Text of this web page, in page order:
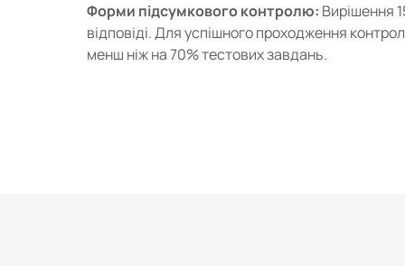
Форми підсумкового контролю: Вирішення
відповіді. Для успішного проходження
менш ніж на 70% тестових завдань.